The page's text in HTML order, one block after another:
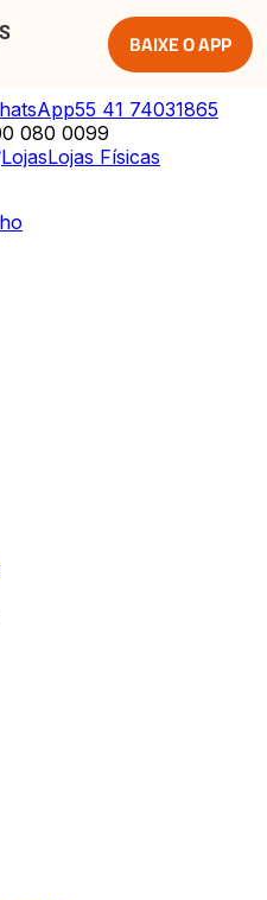
BAIXE O APP
55 41 74031865
080 0099
LojasLojas Físicas